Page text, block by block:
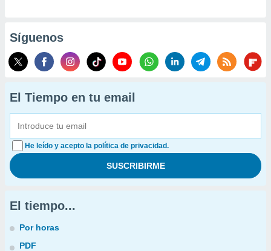
Síguenos
El Tiempo en tu email
He leído y acepto la política de privacidad.
El tiempo...
Por horas
PDF